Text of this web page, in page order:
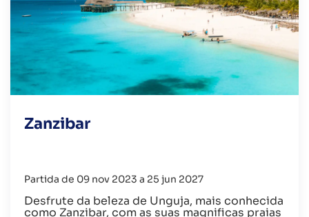
Zanzibar
Partida de 09 nov 2023 a 25 jun 2027
Desfrute da beleza de Unguja, mais conhecida
como Zanzibar, com as suas magnificas praias